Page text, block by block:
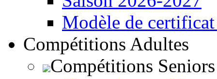
Modèle de
Compétitions Adultes
Compétitions Seniors